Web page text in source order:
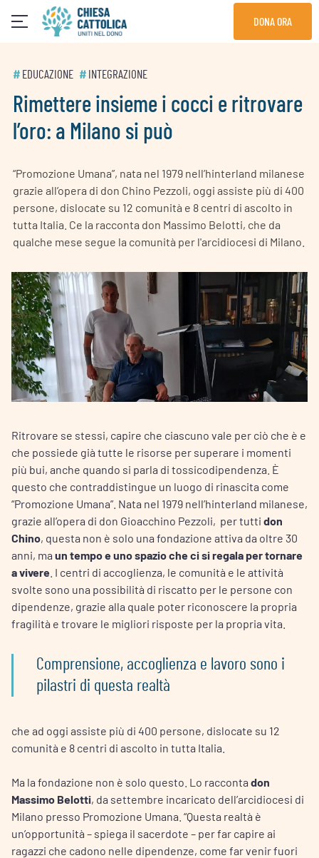
DONA ORA
# EDUCAZIONE # INTEGRAZIONE
Rimettere insieme i cocci e ritrovare
l’oro: a Milano si può
“Promozione Umana”, nata nel 1979 nell’hinterland milanese
grazie all’opera di don Chino Pezzoli, oggi assiste più di 400
persone, dislocate su 12 comunità e 8 centri di ascolto in
tutta Italia. Ce la racconta don Massimo Belotti, che da
qualche mese segue la comunità per l'arcidiocesi di Milano.
Ritrovare se stessi, capire che ciascuno vale per ciò che è e
che possiede già tutte le risorse per superare i momenti
più bui, anche quando si parla di tossicodipendenza. È
questo che contraddistingue un luogo di rinascita come
“Promozione Umana”. Nata nel 1979 nell’hinterland milanese,
grazie all’opera di don Gioacchino Pezzoli, per tutti don
Chino, questa non è solo una fondazione attiva da oltre 30
anni, ma un tempo e uno spazio che ci si regala per tornare
a vivere . I centri di accoglienza, le comunità e le attività
svolte sono una possibilità di riscatto per le persone con
dipendenze, grazie alla quale poter riconoscere la propria
fragilità e trovare le migliori risposte per la propria vita.
Comprensione, accoglienza e lavoro sono i
pilastri di questa realtà
che ad oggi assiste più di 400 persone, dislocate su 12
comunità e 8 centri di ascolto in tutta Italia.
Ma la fondazione non è solo questo. Lo racconta don
Massimo Belotti, da settembre incaricato dell’arcidiocesi di
Milano presso Promozione Umana. “Questa realtà è
un’opportunità – spiega il sacerdote – per far capire ai
ragazzi che cadono nelle dipendenze, come far venir fuori